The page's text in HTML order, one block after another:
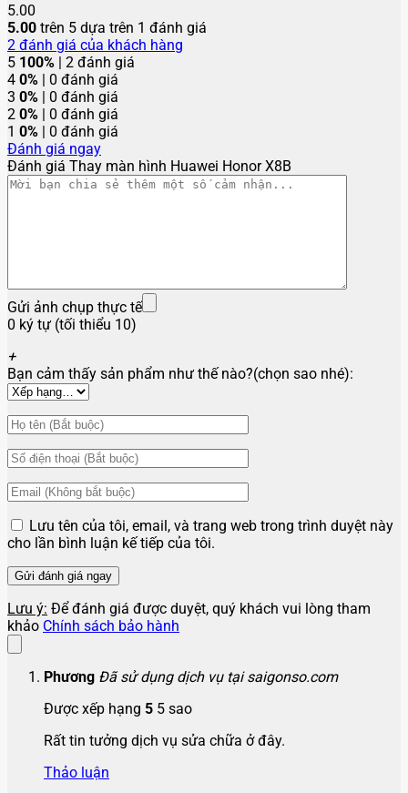
5.00
5.00 trên 5 dựa trên 1 đánh giá
2 đánh giá của khách hàng
5 100% | 2 đánh giá
4 0% | 0 đánh giá
3 0% | 0 đánh giá
2 0% | 0 đánh giá
1 0% | 0 đánh giá
Đánh giá ngay
Đánh giá Thay màn hình Huawei Honor X8B
Gửi ảnh chụp thực tế
0 ký tự (tối thiểu 10)
+
Bạn cảm thấy sản phẩm như thế nào?(chọn sao nhé):
Lưu tên của tôi, email, và trang web trong trình duyệt này
cho lần bình luận kế tiếp của tôi.
Lưu ý: Để đánh giá được duyệt, quý khách vui lòng tham
khảo Chính sách bảo hành
Phương Đã sử dụng dịch vụ tại saigonso.com
Được xếp hạng 5 5 sao
Rất tin tưởng dịch vụ sửa chữa ở đây.
Thảo luận